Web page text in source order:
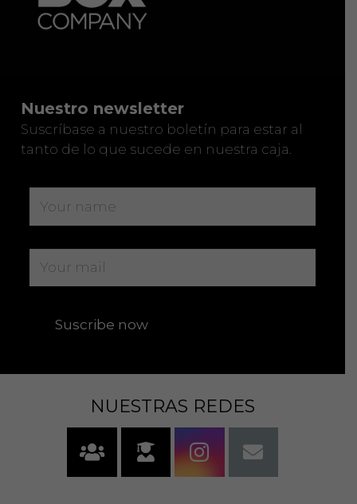
Nuestro newsletter
Suscríbase a nuestro boletín para estar al
tanto de lo que sucede en nuestra caja.
NUESTRAS REDES